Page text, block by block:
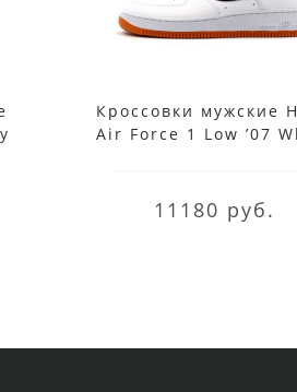
Кроссовки мужские
Air Force 1 Low ’07
11180 руб.